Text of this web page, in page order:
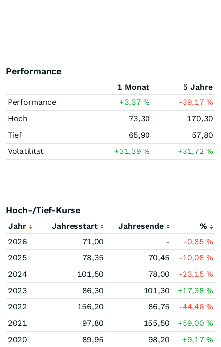
Performance
1 Monat
5 Jahre
Performance
+3,37% -39,17%
Hoch
73,30
170,30
Tief
65,90
57,80
Volatilität
+31,39% +31,72%
Hoch-/Tief-Kurse
Jahr Jahresstart Jahresende
%
2026
71,00 - -0,85%
2025
78,35 70,45 -10,08%
2024
101,50 78,00 -23,15%
2023
86,30 101,30 +17,38%
2022
156,20 86,75 -44,46%
2021
97,80 155,50 +59,00%
2020
89,95 98,20 +9,17%